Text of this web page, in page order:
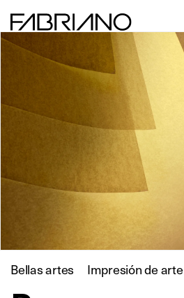
Bellas artes Impresión de arte